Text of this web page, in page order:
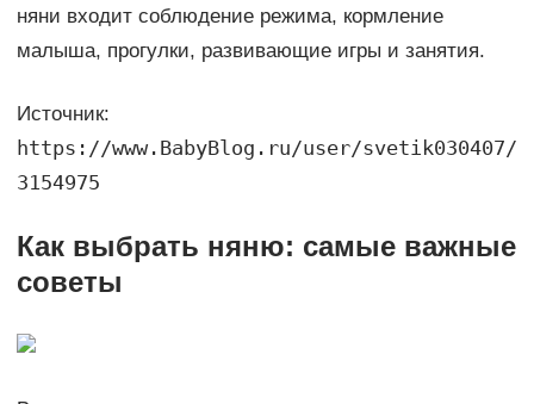
няни входит соблюдение режима, кормление
малыша, прогулки, развивающие игры и занятия.
Источник:
https://www.BabyBlog.ru/user/svetik030407/
3154975
Как выбрать няню: самые важные
советы